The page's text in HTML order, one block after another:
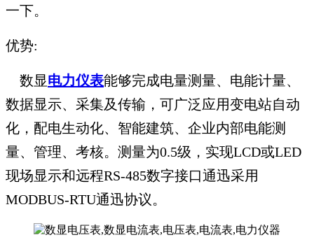
一下。
优势:
数显电力仪表能够完成电量测量、电能计量、
数据显示、采集及传输，可广泛应用变电站自动
化，配电生动化、智能建筑、企业内部电能测
量、管理、考核。测量为0.5级，实现LCD或LED
现场显示和远程RS-485数字接口通迅采用
MODBUS-RTU通迅协议。